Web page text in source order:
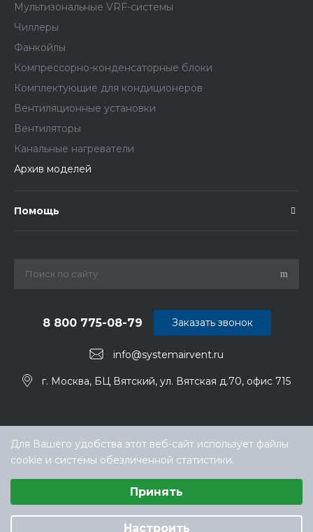
Мультизональные VRF-системы
Чиллеры
Фанкойлы
Компрессорно-конденсаторные блоки
Комплектующие для кондиционеров
Вентиляционные установки
Вентиляторы
Канальные нагреватели
Архив моделей
Помощь
info@systemairvent.ru
8 800 775-08-79
г. Москва, БЦ Вятский, ул. Вятская д.70, офис 715
Заказать звонок
дилер Systemair (Системэйр) в РФ
Для Вашего удобства этот веб-сайт использует файлы
cookie и системы обезличенной статистики.
Принять
Настроить